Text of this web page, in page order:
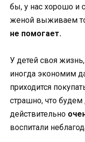
бы, у нас хорошо и
женой выживаем
не помогает.
У детей своя
иногда экономим
приходится
страшно, что
действительно
воспитали